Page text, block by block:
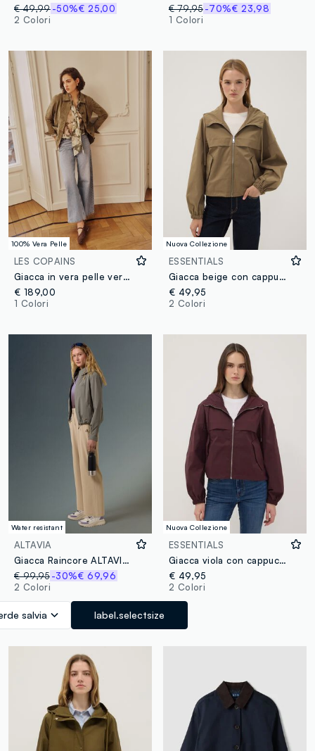
€ 49,99-50%€ 25,00
2 Colori
€ 79,95 -70%€ 23,98
1 Colori
100% Vera Pelle
LES COPAINS
Giacca in vera pelle verde regular fit con bottoni
€ 189,00
1 Colori
Nuova Collezione
ESSENTIALS
Giacca beige con cappuccio e zip
€ 49,95
2 Colori
Water resistant
ALTAVIA
Giacca Raincore ALTAVIA WITH DEBORAH COMPAGNONI
€ 99,95-30%€ 69,96
2 Colori
salvia label.selectsize
Nuova Collezione
ESSENTIALS
Giacca viola con cappuccio e zip
€ 49,95
2 Colori